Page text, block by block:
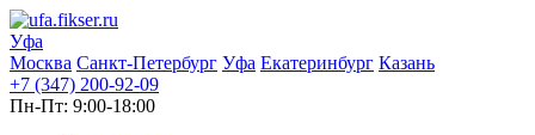
Уфа
Москва Санкт-Петербург Уфа Екатеринбург Казань
+7 (347) 200-92-09
Пн-Пт: 9:00-18:00